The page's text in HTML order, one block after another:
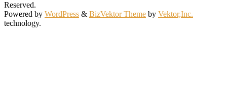
Reserved.
Powered by WordPress & BizVektor Theme by Vektor,Inc.
technology.